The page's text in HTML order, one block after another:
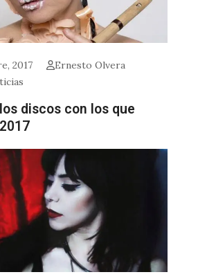
2017
Ernesto Olvera
discos con los que